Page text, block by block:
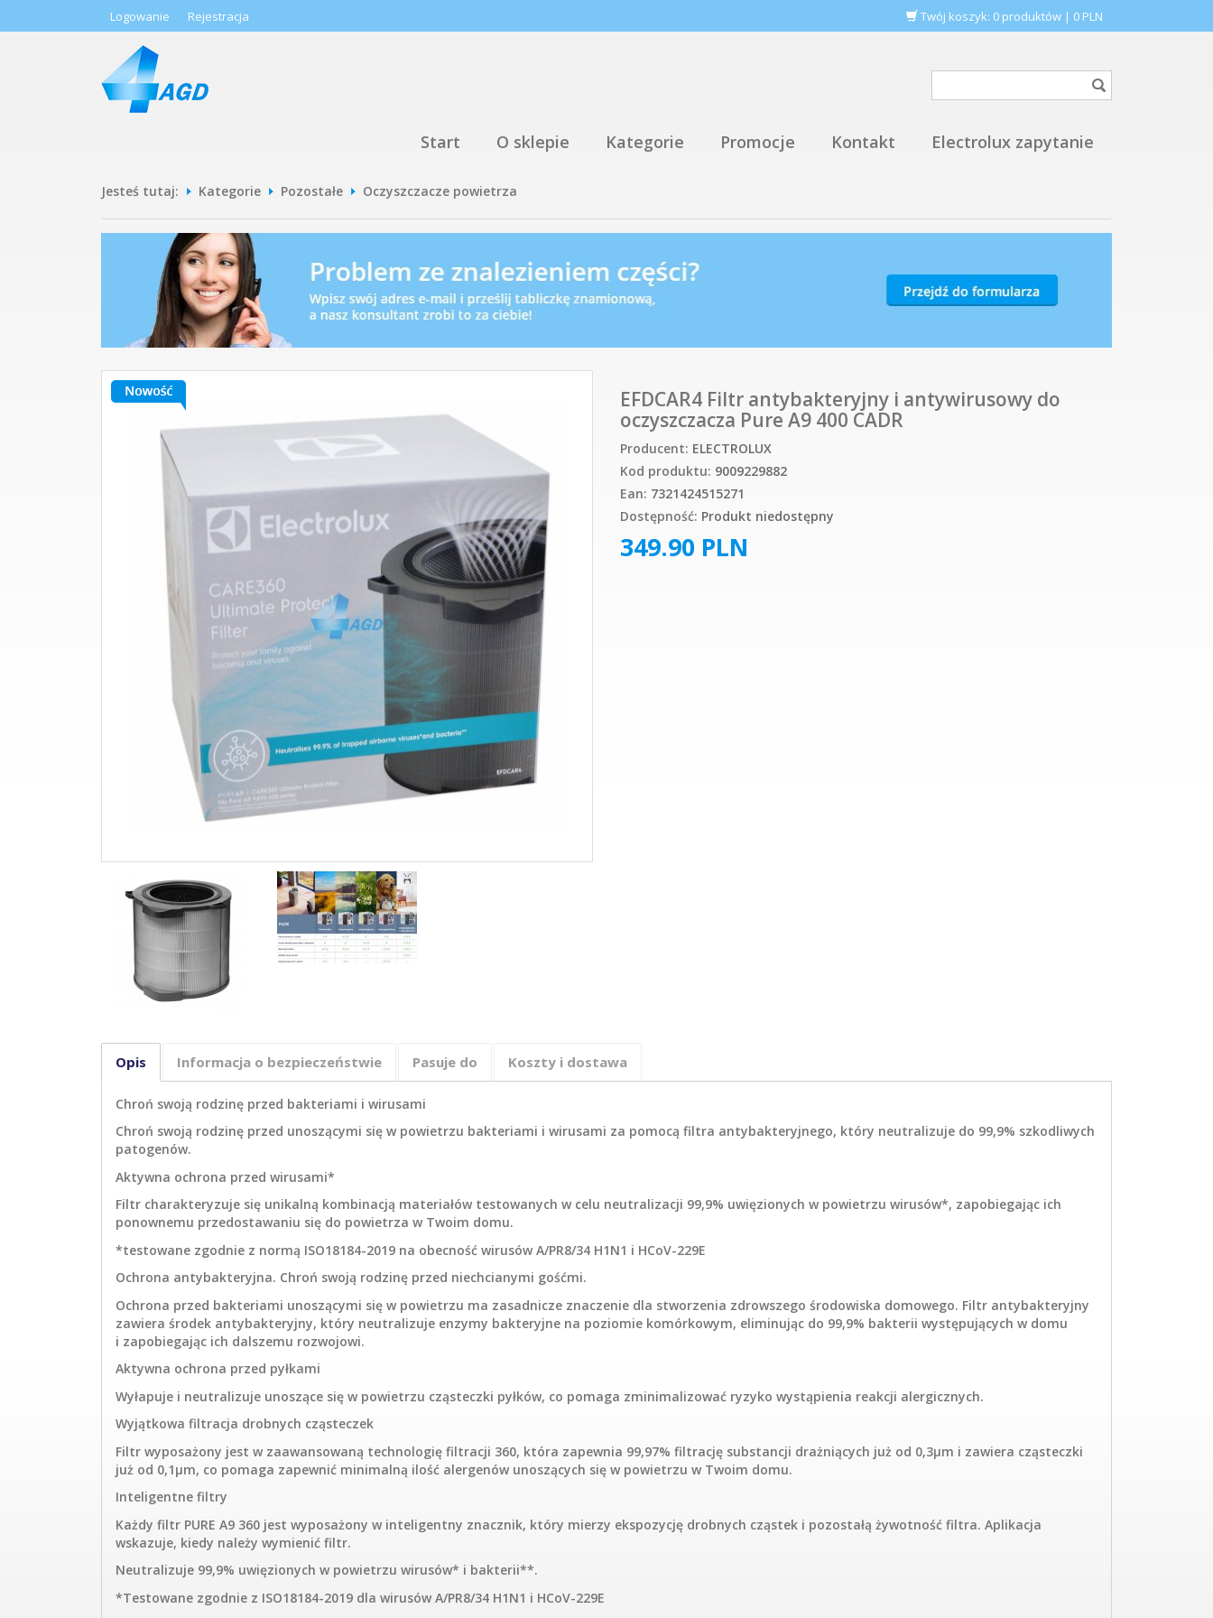
Logowanie Rejestracja Twój koszyk: 0 produktów | 0 PLN
Start O sklepie Kategorie Promocje Kontakt Electrolux zapytanie
Jesteś tutaj: Kategorie Pozostałe Oczyszczacze powietrza
EFDCAR4 Filtr antybakteryjny i antywirusowy do
oczyszczacza Pure A9 400 CADR
Producent: ELECTROLUX
Kod produktu: 9009229882
Ean: 7321424515271
Dostępność: Produkt niedostępny
349.90 PLN
Opis Informacja o bezpieczeństwie Pasuje do Koszty i dostawa
Chroń swoją rodzinę przed bakteriami i wirusami
Chroń swoją rodzinę przed unoszącymi się w powietrzu bakteriami i wirusami za pomocą filtra antybakteryjnego, który neutralizuje do 99,9% szkodliwych
patogenów.
Aktywna ochrona przed wirusami*
Filtr charakteryzuje się unikalną kombinacją materiałów testowanych w celu neutralizacji 99,9% uwięzionych w powietrzu wirusów*, zapobiegając ich
ponownemu przedostawaniu się do powietrza w Twoim domu.
*testowane zgodnie z normą ISO18184-2019 na obecność wirusów A/PR8/34 H1N1 i HCoV-229E
Ochrona antybakteryjna. Chroń swoją rodzinę przed niechcianymi gośćmi.
Ochrona przed bakteriami unoszącymi się w powietrzu ma zasadnicze znaczenie dla stworzenia zdrowszego środowiska domowego. Filtr antybakteryjny
zawiera środek antybakteryjny, który neutralizuje enzymy bakteryjne na poziomie komórkowym, eliminując do 99,9% bakterii występujących w domu
i zapobiegając ich dalszemu rozwojowi.
Aktywna ochrona przed pyłkami
Wyłapuje i neutralizuje unoszące się w powietrzu cząsteczki pyłków, co pomaga zminimalizować ryzyko wystąpienia reakcji alergicznych.
Wyjątkowa filtracja drobnych cząsteczek
Filtr wyposażony jest w zaawansowaną technologię filtracji 360, która zapewnia 99,97% filtrację substancji drażniących już od 0,3µm i zawiera cząsteczki
już od 0,1µm, co pomaga zapewnić minimalną ilość alergenów unoszących się w powietrzu w Twoim domu.
Inteligentne filtry
Każdy filtr PURE A9 360 jest wyposażony w inteligentny znacznik, który mierzy ekspozycję drobnych cząstek i pozostałą żywotność filtra. Aplikacja
wskazuje, kiedy należy wymienić filtr.
Neutralizuje 99,9% uwięzionych w powietrzu wirusów* i bakterii**.
*Testowane zgodnie z ISO18184-2019 dla wirusów A/PR8/34 H1N1 i HCoV-229E